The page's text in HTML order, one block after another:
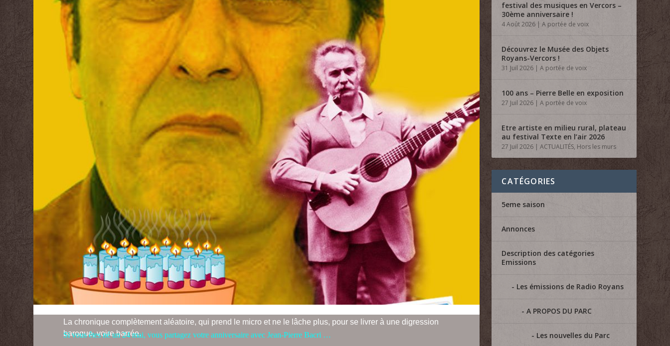
La chronique complètement aléatoire, qui prend le micro et ne le lâche plus, pour se livrer à une digression
baroque, voire barrée.
Si vous êtes né un 24 mai, vous partagez votre anniversaire avec Jean-Pierre Bacri …
festival des musiques en Vercors –
30ème anniversaire !
4 Août 2026 |A portée de voix
Découvrez le Musée des Objets
Royans-Vercors !
31 Juil 2026 |A portée de voix
100 ans – Pierre Belle en exposition
27 Juil 2026 |A portée de voix
Etre artiste en milieu rural, plateau
au festival Texte en l’air 2026
27 Juil 2026 |ACTUALITÉS, Hors les murs
CATÉGORIES
5eme saison
Annonces
Description des catégories
Emissions
Les émissions de Radio Royans
A PROPOS DU PARC
Les nouvelles du Parc